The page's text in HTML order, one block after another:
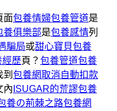
面包養情婦包養管道是
養俱樂部是包養感情列
騙局或甜心寶貝包養
經歷頁？ 包養管道包養
到 包養網取消自動扣款
內 ISUGAR的荒謬包養
養の荊棘之路包養網